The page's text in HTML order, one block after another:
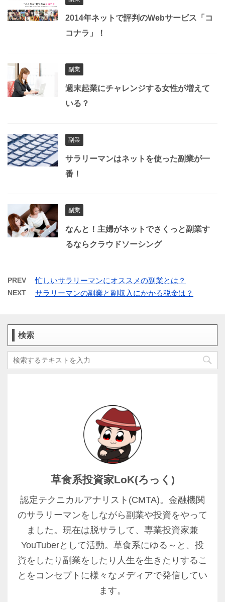
2014年ネットで評判のWebサービス「コ
コナラ」！
副業
週末起業にチャレンジする女性が増えて
いる？
副業
サラリーマンはネットを使った副業が一
番！
副業
なんと！主婦がネットでさくっと副業す
るならクラウドソーシング
PREV 忙しいサラリーマンにオススメの副業とは？
NEXT サラリーマンの副業と副収入にかかる税金は？
検索
草食系投資家LoK(ろっく)
認定テクニカルアナリスト(CMTA)。金融機関
のサラリーマンをしながら副業や投資をやって
ました。現在は脱サラして、専業投資家兼
YouTuberとして活動。草食系にゆる～と、投
資をしたり副業をしたり人生を生きたりするこ
とをコンセプトに様々なメディアで発信してい
ます。